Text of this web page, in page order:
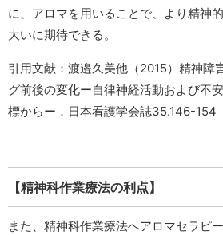
に、アロマを用いることで、より精神
大いに期待できる。
引用文献：渡邉久美他（2015）精神障
グ前後の変化ー自律神経活動および不
標からー．日本看護学会誌35.146-154
【精神科作業療法の利点】
また、精神科作業療法へアロマセラピ